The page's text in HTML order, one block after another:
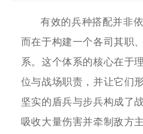
有效的兵种搭配并非
而在于构建一个各司其职
系。这个体系的核心在于
位与战场职责，并让它们
坚实的盾兵与步兵构成了
吸收大量伤害并牵制敌方